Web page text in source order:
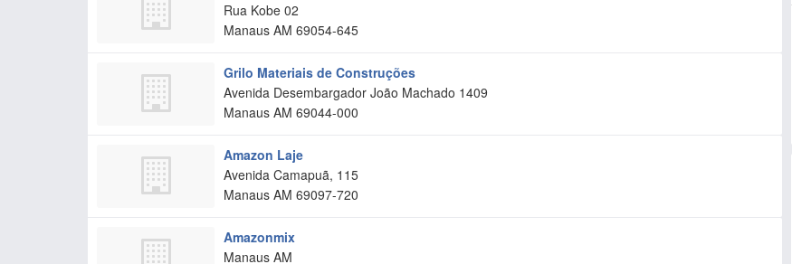
Rua Kobe 02
Manaus AM 69054-645
Grilo Materiais de Construções
Avenida Desembargador João Machado 1409
Manaus AM 69044-000
Amazon Laje
Avenida Camapuã, 115
Manaus AM 69097-720
Amazonmix
Manaus AM